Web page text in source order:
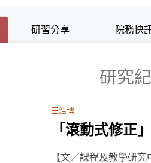
選取的頁籤)
選取的頁籤)
研習分享 院務快
研究
王浩博
「滾動式修正
【文／課程及教學研